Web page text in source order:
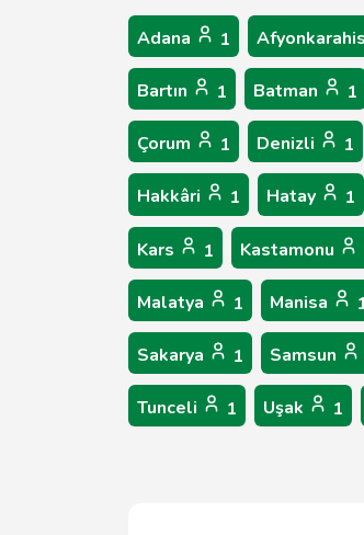
Adana 1
Bartın 1 Batman 1
Çorum 1 Denizli 1
Hakkâri 1 Hatay 1
Kars 1 Kastamonu
Malatya 1 Manisa
Sakarya 1 Samsun
Tunceli 1 Uşak 1